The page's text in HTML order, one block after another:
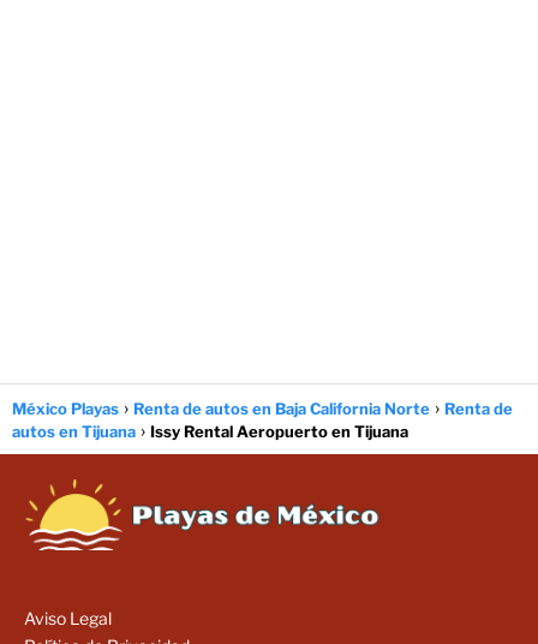
México Playas Renta de autos en Baja California Norte
Renta de
autos en Tijuana
Issy Rental Aeropuerto en Tijuana
Aviso Legal